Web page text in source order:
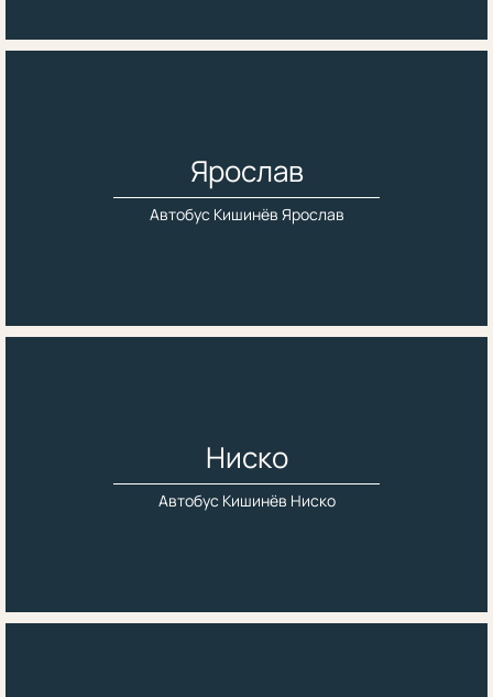
Ярослав
Автобус Кишинёв Ярослав
Ниско
Автобус Кишинёв Ниско